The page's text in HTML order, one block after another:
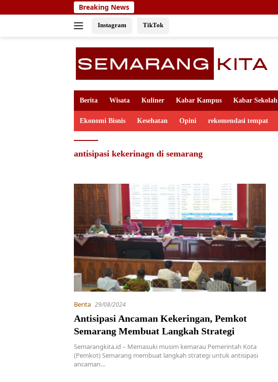
to
Breaking News
Instagram TikTok
Berita Wisata Kuliner Kabar Kampus Kabar Sekolah
Ekonomi Bisnis Kesehatan Opini rekomendasi tempat
antisipasi kekerinagn di semarang
Berita 29/08/2024
Antisipasi Ancaman Kekeringan, Pemkot
Semarang Membuat Langkah Strategi
Semarangkita.id – Memasuki musim kemarau Pemerintah Kota
(Pemkot) Semarang membuat langkah strategi untuk antisipasi
ancaman…